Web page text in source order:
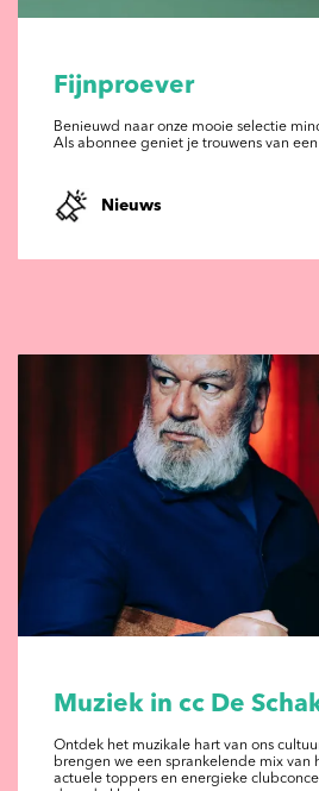
Fijnproever
Benieuwd naar onze mooie selectie
Als abonnee geniet je trouwens van
Nieuws
Muziek in cc De
Ontdek het muzikale hart van ons
brengen we een sprankelende mix van
actuele toppers en energieke